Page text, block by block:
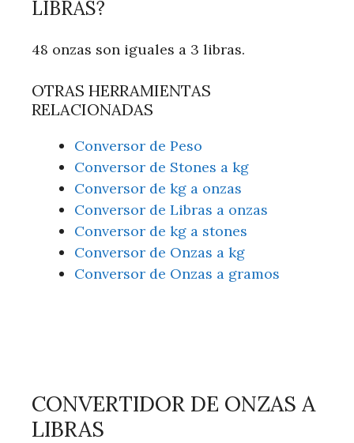
LIBRAS?
48 onzas son iguales a 3 libras.
OTRAS HERRAMIENTAS
RELACIONADAS
Conversor de Peso
Conversor de Stones a kg
Conversor de kg a onzas
Conversor de Libras a onzas
Conversor de kg a stones
Conversor de Onzas a kg
Conversor de Onzas a gramos
CONVERTIDOR DE ONZAS A
LIBRAS